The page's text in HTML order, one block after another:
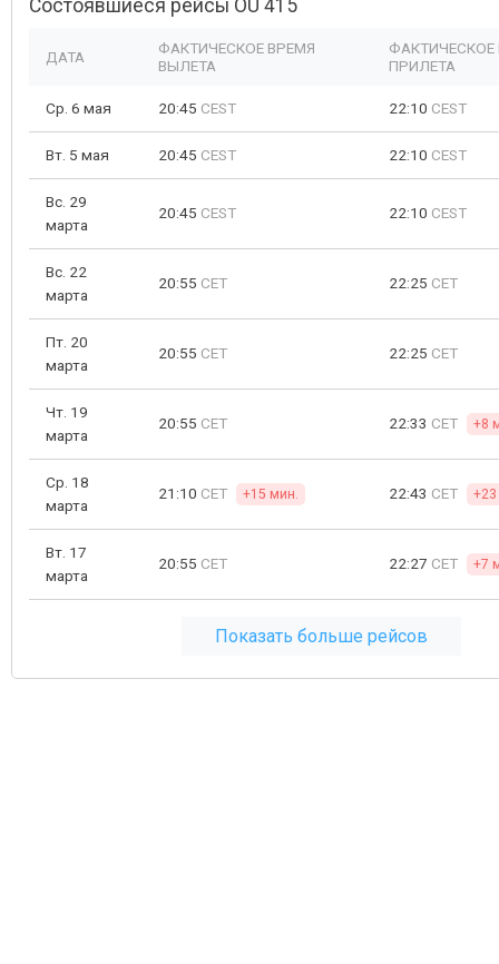
Состоявшиеся рейсы OU 415
ДАТА
ФАКТИЧЕСКОЕ ВРЕМЯ
ВЫЛЕТА
ФАКТИЧЕСКОЕ
ПРИЛЕТА
Ср. 6 мая 20:45 CEST 22:10 CEST
Вт. 5 мая 20:45 CEST 22:10 CEST
Вс. 29
марта
20:45 CEST 22:10 CEST
Вс. 22
марта
20:55 CET 22:25 CET
Пт. 20
марта
20:55 CET 22:25 CET
Чт. 19
марта
20:55 CET 22:33 CET +8
Ср. 18
марта
21:10 CET +15 мин. 22:43 CET
Вт. 17
марта
20:55 CET 22:27 CET +7
Показать больше рейсов